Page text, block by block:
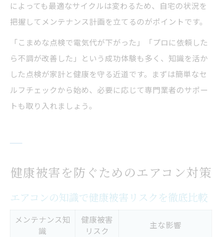
によっても最適なサイクルは変わるため、自宅の状況を
把握してメンテナンス計画を立てるのがポイントです。
「こまめな点検で電気代が下がった」「プロに依頼した
ら不調が改善した」という成功体験も多く、知識を活か
した点検が家計と健康を守る近道です。まずは簡単なセ
ルフチェックから始め、必要に応じて専門業者のサポー
トも取り入れましょう。
健康被害を防ぐためのエアコン対策
エアコンの知識で健康被害リスクを徹底比較
メンテナンス知
識
健康被害
リスク
主な影響